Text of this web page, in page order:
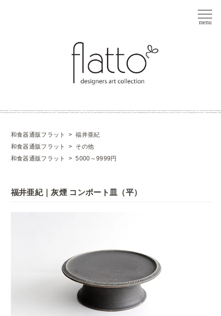
和食器通販フラット >福井亜紀
和食器通販フラット
> その他
和食器通販フラット
>5000～9999円
福井亜紀｜灰煙 コンポート皿（平）